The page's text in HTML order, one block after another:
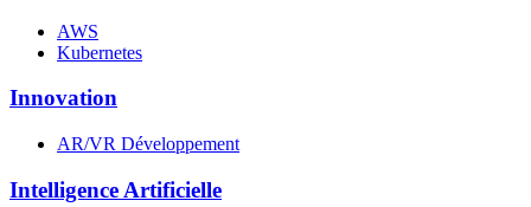
AWS
Kubernetes
Innovation
AR/VR Développement
Intelligence Artificielle